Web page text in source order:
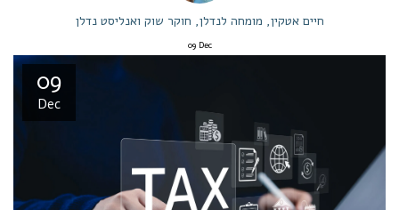
חיים אטקין, מומחה לנדלן, חוקר שוק ואנליסט נדלן
09 Dec
09
Dec